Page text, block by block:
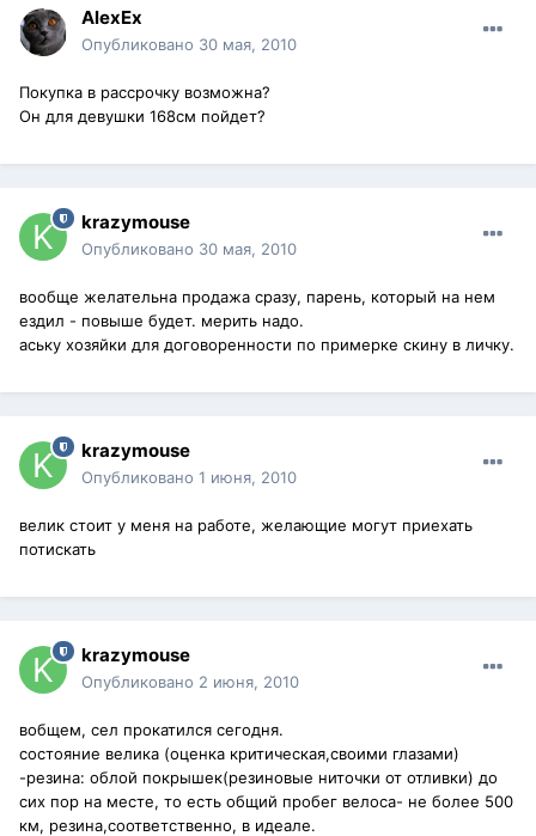
AlexEx
Опубликовано 30 мая, 2010
Покупка в рассрочку возможна?
Он для девушки 168см пойдет?
krazymouse
Опубликовано 30 мая, 2010
вообще желательна продажа сразу, парень, который на нем
ездил - повыше будет. мерить надо.
аську хозяйки для договоренности по примерке скину в личку.
krazymouse
Опубликовано 1 июня, 2010
велик стоит у меня на работе, желающие могут приехать
потискать
krazymouse
Опубликовано 2 июня, 2010
вобщем, сел прокатился сегодня.
состояние велика (оценка критическая,своими глазами)
-резина: облой покрышек(резиновые ниточки от отливки) до
сих пор на месте, то есть общий пробег велоса- не более 500
км, резина,соответственно, в идеале.